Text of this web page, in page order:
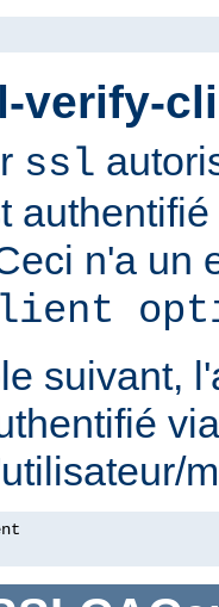
verify-
ssl
n'a un
suivant,